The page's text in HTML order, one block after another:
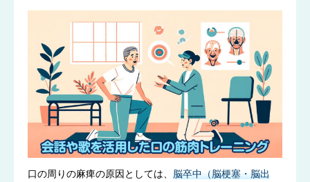
口の周りの麻痺の原因としては、 脳卒中（脳梗塞・脳出